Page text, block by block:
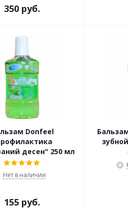
350 руб.
Donfeel
десен" 250 мл
Нет в наличии
155 руб.